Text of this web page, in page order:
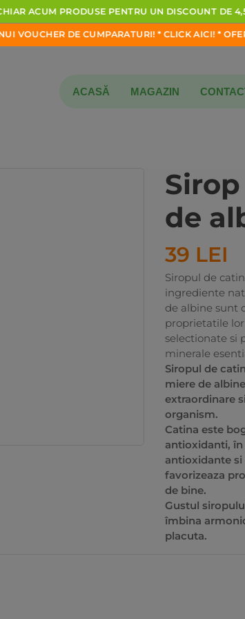
ACUMPRODUSEPENTRUUNDISCOUNTDE 4,5%.
DE CUMPARATURI!*CLICKAICI!*OFERTA
ACASĂ MAGAZIN
de
39 LEI
Siropul de
ingrediente
de albine sunt
proprietatile
selectionate si
minerale
Siropul de
miere de
extraordinare
organism.
Catina este
antioxidanti,
antioxidante si
favorizeaza
de bine.
Gustul
îmbina
placuta.